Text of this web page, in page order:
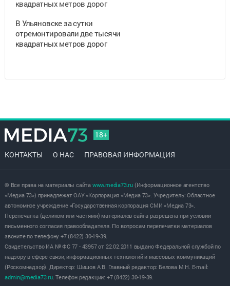
В Ульяновске за сутки
отремонтировали две тысячи
квадратных метров дорог
18+
КОНТАКТЫ О НАС ПРАВОВАЯ ИНФОРМАЦИЯ
© Все права на материалы сайта www.media73.ru(Информационное агентство
«Медиа 73») принадлежат ОАУ «Корпорация «Медиа 73». Учредитель: Областное
автономное учреждение «Государственная корпорация СМИ «Медиа 73».
Перепечатка (целиком или частями) материалов сайта разрешена при условии
письменного согласия правообладателя. По вопросам перепечатки материалов
звоните по телефону +7 (8422) 30-19-39.
Свидетельство ИА № ФС 77 - 43957 от 22.02.2011 выдано Федеральной службой по
надзору в сфере связи, информационных технологий и массовых коммуникаций
(Роскомнадзор). Директор: Шишов А.В. Главный редактор: Белова М.Н. E-mail:
admin@media73.ru. Телефон редакции: +7 (8422) 30-19-39.